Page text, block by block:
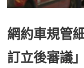
網約車規管
訂立後審議」